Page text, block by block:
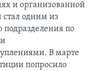
и организованной
стал одним из
подразделения по
В марте
попросило